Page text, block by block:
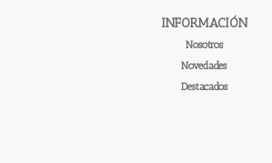
INFORMACIÓN
Nosotros
Novedades
Destacados